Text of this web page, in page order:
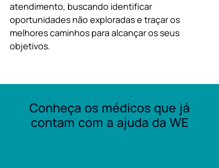
atendimento, buscando identificar
oportunidades não exploradas e traçar os
melhores caminhos para alcançar os seus
objetivos.
Conheça os médicos que já
contam com a ajuda da WE